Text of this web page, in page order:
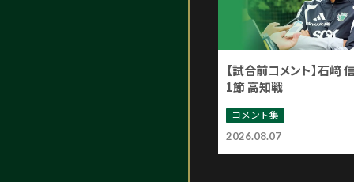
2026.08.07
【試合前コメント】石﨑
1節 高知戦
コメント集